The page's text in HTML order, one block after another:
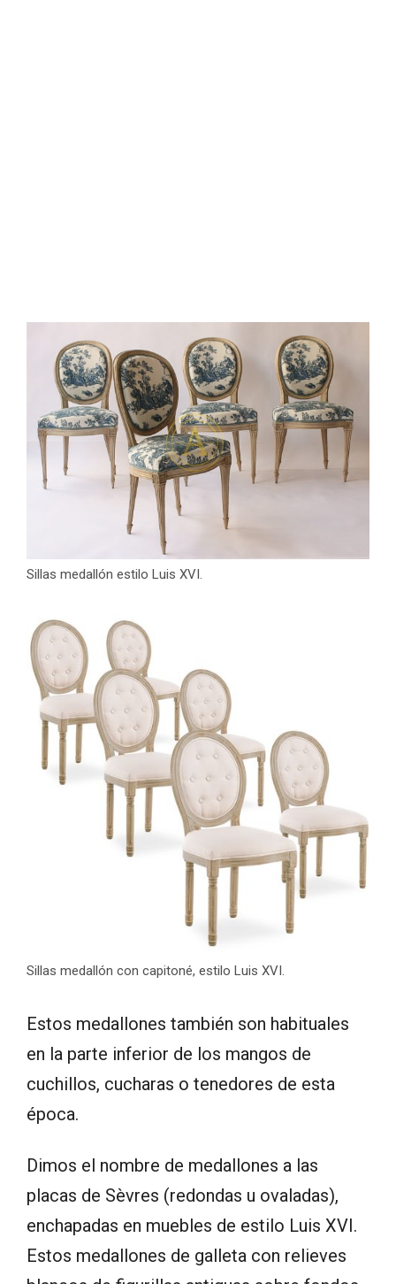
Sillas medallón estilo Luis XVI.
Sillas medallón con capitoné, estilo Luis XVI.
Estos medallones también son habituales
en la parte inferior de los mangos de
cuchillos, cucharas o tenedores de esta
época.
Dimos el nombre de medallones a las
placas de Sèvres (redondas u ovaladas),
enchapadas en muebles de estilo Luis XVI.
Estos medallones de galleta con relieves